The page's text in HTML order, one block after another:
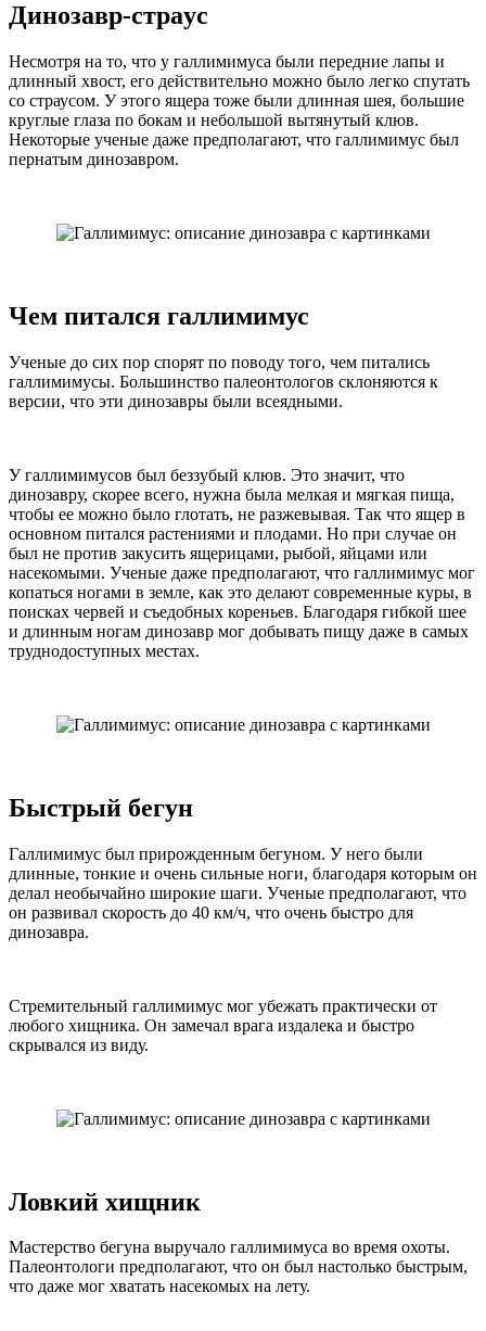
Динозавр-стpayс
Несмотря на то, что у галлимимуса были передние лапы и
длинный хвост, его действительно можно было легко спутать
со страусом. У этого ящера тоже были длинная шея, большие
круглые глаза по бокам и небольшой вытянутый клюв.
Некоторые ученые даже предполагают, что галлимимус был
пернатым динозавром.
Чем питался галлимимус
Ученые до сих пор спорят по поводу того, чем питались
галлимимусы. Большинство палеонтологов склоняются к
версии, что эти динозавры были всеядными.
У галлимимусов был беззубый клюв. Это значит, что
динозавру, скорее всего, нужна была мелкая и мягкая пища,
чтобы ее можно было глотать, не разжевывая. Так что ящер в
основном питался растениями и плодами. Но при случае он
был не против закусить ящерицами, рыбой, яйцами или
насекомыми. Ученые даже предполагают, что галлимимус мог
копаться ногами в земле, как это делают современные куры, в
поисках червей и съедобных кореньев. Благодаря гибкой шее
и длинным ногам динозавр мог добывать пищу даже в самых
труднодоступных местах.
Быстрый бегун
Галлимимус был прирожденным бегуном. У него были
длинные, тонкие и очень сильные ноги, благодаря которым он
делал необычайно широкие шаги. Ученые предполагают, что
он развивал скорость до 40 км/ч, что очень быстро для
динозавра.
Стремительный галлимимус мог убежать практически от
любого хищника. Он замечал врага издалека и быстро
скрывался из виду.
Ловкий хищник
Мастерство бегуна выручало галлимимуса во время охоты.
Палеонтологи предполагают, что он был настолько быстрым,
что даже мог хватать насекомых на лету.